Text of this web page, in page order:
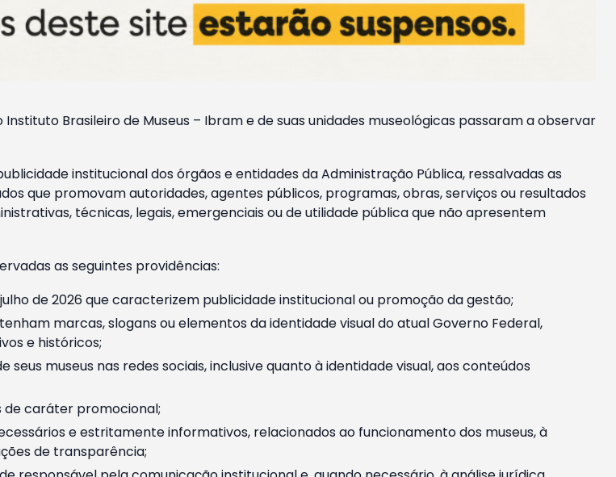
Brasileiro de Museus – Ibram e de suas unidades museológicas passaram a observar
institucional dos órgãos e entidades da Administração Pública, ressalvadas as
que promovam autoridades, agentes públicos, programas, obras, serviços ou resultados
técnicas, legais, emergenciais ou de utilidade pública que não apresentem
as seguintes providências:
de 2026 que caracterizem publicidade institucional ou promoção da gestão;
marcas, slogans ou elementos da identidade visual do atual Governo Federal,
e históricos;
museus nas redes sociais, inclusive quanto à identidade visual, aos conteúdos
de caráter promocional;
e estritamente informativos, relacionados ao funcionamento dos museus, à
de transparência;